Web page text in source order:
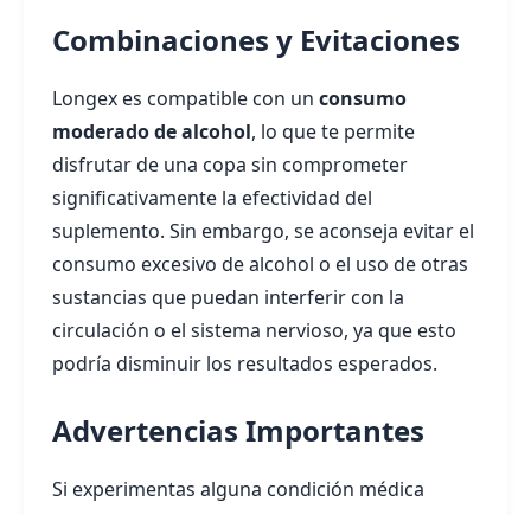
Combinaciones y Evitaciones
Longex es compatible con un consumo
moderado de alcohol, lo que te permite
disfrutar de una copa sin comprometer
significativamente la efectividad del
suplemento. Sin embargo, se aconseja evitar el
consumo excesivo de alcohol o el uso de otras
sustancias que puedan interferir con la
circulación o el sistema nervioso, ya que esto
podría disminuir los resultados esperados.
Advertencias Importantes
Si experimentas alguna condición médica